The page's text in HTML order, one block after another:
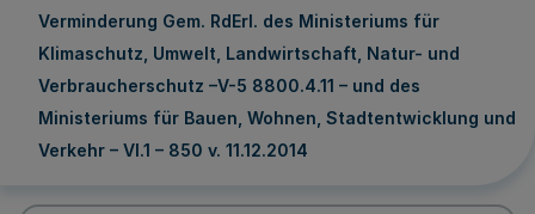
Verminderung Gem. RdErl. des Ministeriums für
Klimaschutz, Umwelt, Landwirtschaft, Natur- und
Verbraucherschutz –V-5 8800.4.11 – und des
Ministeriums für Bauen, Wohnen, Stadtentwicklung und
Verkehr – VI.1 – 850 v. 11.12.2014